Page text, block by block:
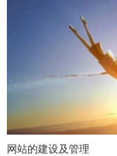
网站的建设及管理